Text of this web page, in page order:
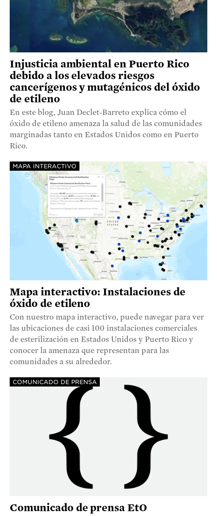
Injusticia ambiental en Puerto Rico
debido a los elevados riesgos
cancerígenos y mutagénicos del óxido
de etileno
En este blog, Juan Declet-Barreto explica cómo el
óxido de etileno amenaza la salud de las comunidades
marginadas tanto en Estados Unidos como en Puerto
Rico.
MAPA INTERACTIVO
Mapa interactivo: Instalaciones de
óxido de etileno
Con nuestro mapa interactivo, puede navegar para ver
las ubicaciones de casi 100 instalaciones comerciales
de esterilización en Estados Unidos y Puerto Rico y
conocer la amenaza que representan para las
comunidades a su alrededor.
COMUNICADO DE PRENSA
Comunicado de prensa EtO